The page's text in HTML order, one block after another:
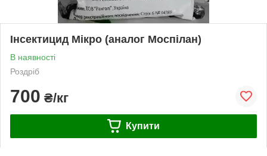
Інсектицид Мікро (аналог Моспілан)
В наявності
Роздріб
700 ₴/кг
Купити